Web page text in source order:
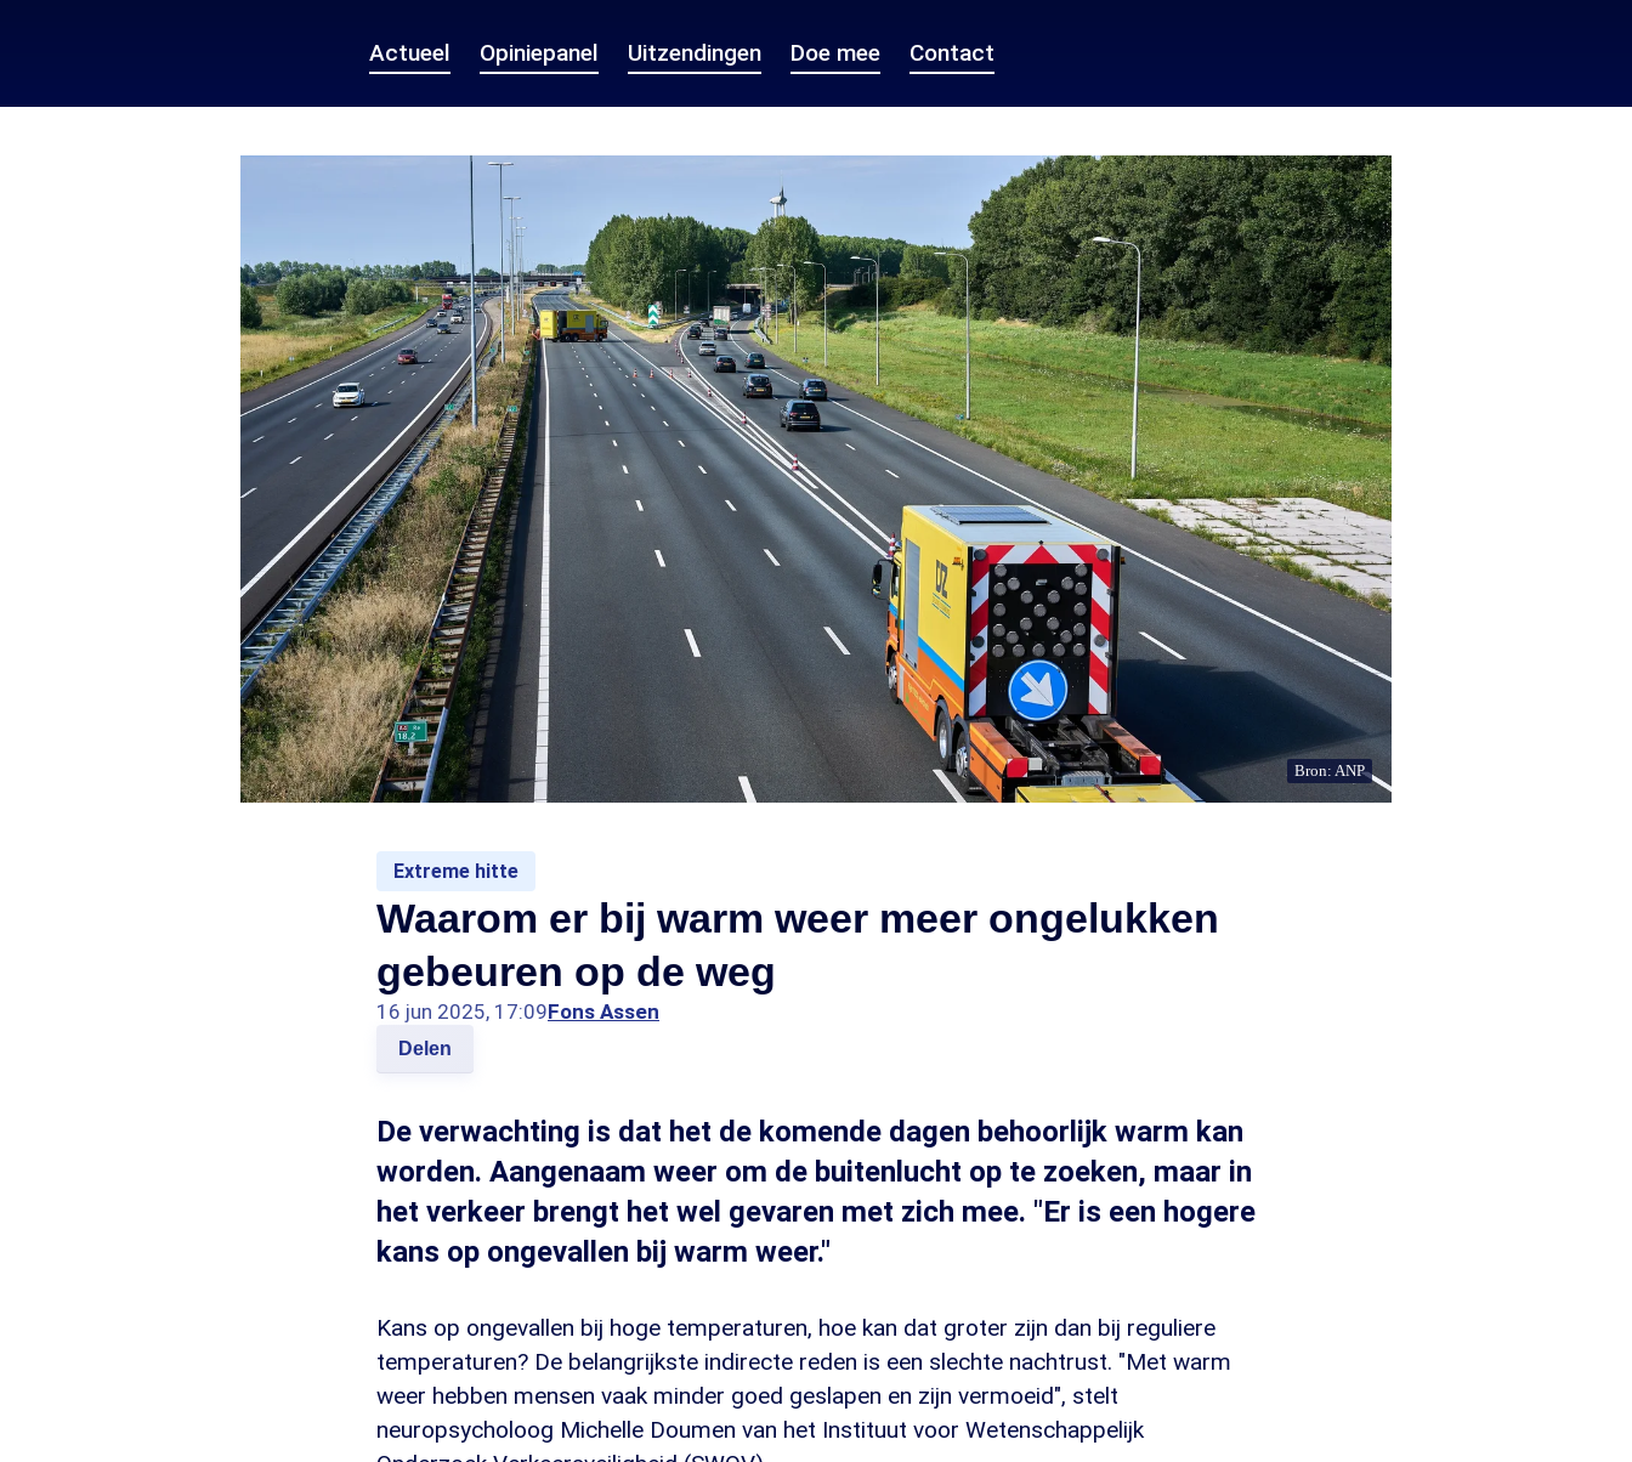
Actueel Opiniepanel Uitzendingen Doe mee Contact
Bron: ANP
Extreme hitte
Waarom er bij warm weer meer ongelukken
gebeuren op de weg
16 jun 2025, 17:09Fons Assen
Delen
De verwachting is dat het de komende dagen behoorlijk warm kan
worden. Aangenaam weer om de buitenlucht op te zoeken, maar in
het verkeer brengt het wel gevaren met zich mee. "Er is een hogere
kans op ongevallen bij warm weer."
Kans op ongevallen bij hoge temperaturen, hoe kan dat groter zijn dan bij reguliere
temperaturen? De belangrijkste indirecte reden is een slechte nachtrust. "Met warm
weer hebben mensen vaak minder goed geslapen en zijn vermoeid", stelt
neuropsycholoog Michelle Doumen van het Instituut voor Wetenschappelijk